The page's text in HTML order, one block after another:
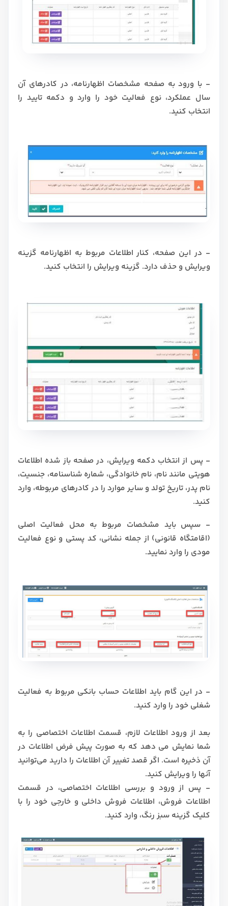
- با ورود به صفحه مشخصات اظهارنامه، در کادرهای آن
سال عملکرد، نوع فعالیت خود را وارد و دکمه تایید را
انتخاب کنید.
- در این صفحه، کنار اطلاعات مربوط به اظهارنامه گزینه
ویرایش و حذف دارد. گزینه ویرایش را انتخاب کنید.
- پس از انتخاب دکمه ویرایش، در صفحه باز شده اطلاعات
هویتی مانند نام، نام خانوادگی، شماره شناسنامه، جنسیت،
نام پدر، تاریخ تولد و سایر موارد را در کادرهای مربوطه، وارد
کنید.
- سپس باید مشخصات مربوط به محل فعالیت اصلی
(اقامتگاه قانونی) از جمله نشانی، کد پستی و نوع فعالیت
مودی را وارد نمایید.
- در این گام باید اطلاعات حساب بانکی مربوط به فعالیت
شغلی خود را وارد کنید.
بعد از ورود اطلاعات لازم، قسمت اطلاعات اختصاصی را به
شما نمایش می دهد که به صورت پیش فرض اطلاعات در
آن ذخیره است. اگر قصد تغییر آن اطلاعات را دارید می‌توانید
آنها را ویرایش کنید.
- پس از ورود و بررسی اطلاعات اختصاصی، در قسمت
اطلاعات فروش، اطلاعات فروش داخلی و خارجی خود را با
کلیک گزینه سبز رنگ، وارد کنید.